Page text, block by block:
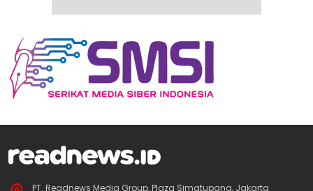
PT. Readnews Media Group, Plaza Simatupang, Jakarta